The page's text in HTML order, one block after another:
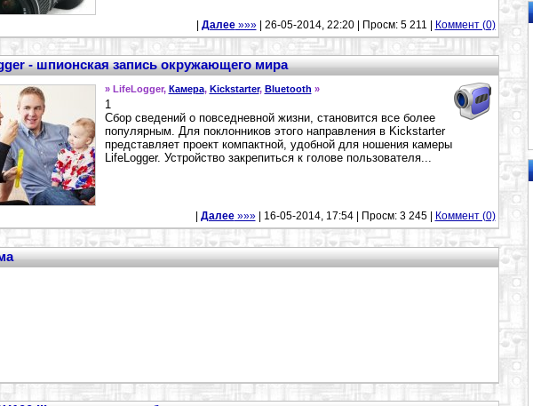
Далее»»»| 26-05-2014, 22:20 | Просм: 5 211 | Коммент (0)
- шпионская запись окружающего мира
» LifeLogger, Камера, Kickstarter, Bluetooth »
1
Сбор сведений о повседневной жизни, становится все более
популярным. Для поклонников этого направления в Kickstarter
представляет проект компактной, удобной для ношения камеры
LifeLogger. Устройство закрепиться к голове пользователя...
Далее»»»| 16-05-2014, 17:54 | Просм: 3 245 | Коммент (0)